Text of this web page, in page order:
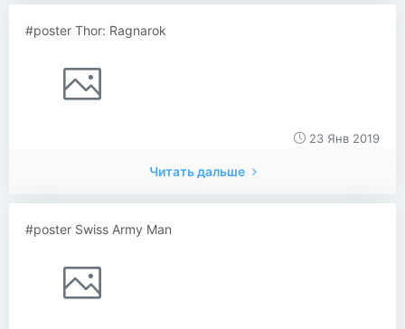
#poster Thor: Ragnarok
23 Янв 2019
Читать дальше
#poster Swiss Army Man